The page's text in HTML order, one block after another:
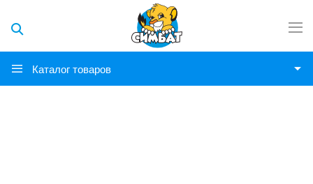
Каталог товаров